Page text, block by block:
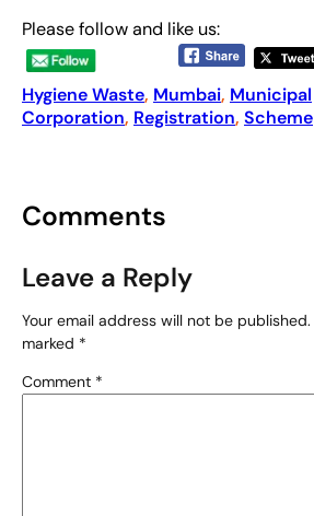
Please follow and like us:
Hygiene Waste, Mumbai, Municipal
Corporation, Registration, Scheme
Comments
Leave a Reply
Your email address will not be published.
marked *
Comment *